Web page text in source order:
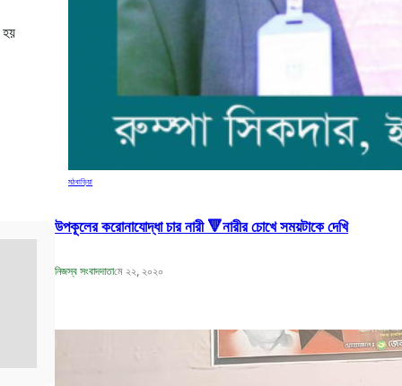
হয়
মঠবাড়িয়া
উপকূলের করোনাযোদ্ধা চার নারী 🔻নারীর চোখে সময়টাকে দেখি
নিজস্ব সংবাদদাতামে ২২, ২০২০
বঙ্গবন্ধুর শাহাদাৎ বার্ষিকী উপলক্ষে পিরোজপুরে
জেলা মহিলা আওয়ামীলীগের দোয়া মাহফিল